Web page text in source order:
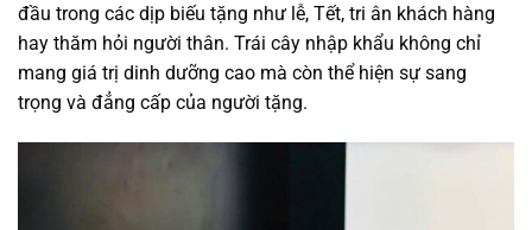
đầu trong các dịp biếu tặng như lễ, Tết, tri ân khách hàng
hay thăm hỏi người thân. Trái cây nhập khẩu không chỉ
mang giá trị dinh dưỡng cao mà còn thể hiện sự sang
trọng và đẳng cấp của người tặng.